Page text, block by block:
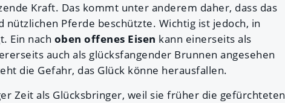
Kraft. Das kommt unter anderem daher, dass das
Pferde beschützte. Wichtig ist jedoch, in
Ein nach oben offenes Eisen kann einerseits als
auch als glücksfangender Brunnen angesehen
die Gefahr, das Glück könne herausfallen.
Zeit als Glücksbringer, weil sie früher die gefürchteten